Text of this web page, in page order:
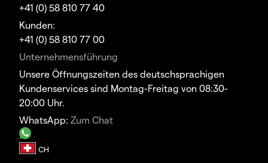
+41 (0) 58 810 77 40
Kunden:
+41 (0) 58 810 77 00
Unternehmensführung
Unsere Öffnungszeiten des deutschsprachigen
Kundenservices sind Montag-Freitag von 08:30-
20:00 Uhr.
WhatsApp: Zum Chat